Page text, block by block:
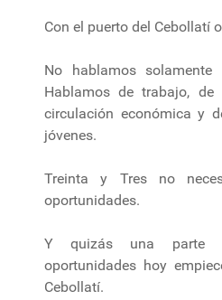
Con el puerto del Cebollatí
No hablamos
Hablamos de trabajo, de
circulación económica y
jóvenes.
Treinta y Tres no
oportunidades.
Y quizás una parte
oportunidades hoy
Cebollatí.